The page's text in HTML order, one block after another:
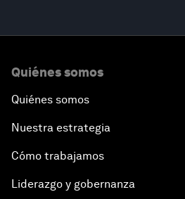
Quiénes somos
Quiénes somos
Nuestra estrategia
Cómo trabajamos
Liderazgo y gobernanza